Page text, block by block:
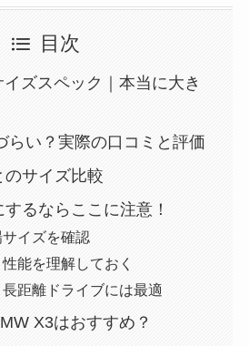
目次
ズスペック｜本当に大き
らい？実際の口コミと評価
のサイズ比較
るならここに注意！
イズを確認
能を理解しておく
距離ドライブには最適
X3はおすすめ？